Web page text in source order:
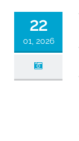
22
01, 2026